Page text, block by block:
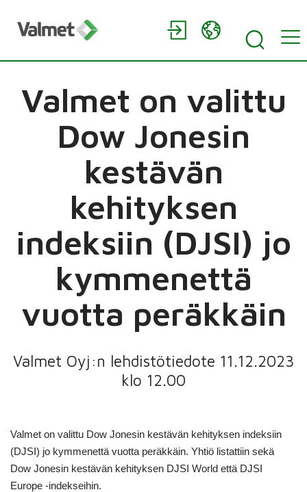
Valmet on valittu
Dow Jonesin
kestävän
kehityksen
indeksiin (DJSI) jo
kymmenettä
vuotta peräkkäin
Valmet Oyj:n lehdistötiedote 11.12.2023
klo 12.00
Valmet on valittu Dow Jonesin kestävän kehityksen indeksiin
(DJSI) jo kymmenettä vuotta peräkkäin. Yhtiö listattiin sekä
Dow Jonesin kestävän kehityksen DJSI World että DJSI
Europe -indekseihin.